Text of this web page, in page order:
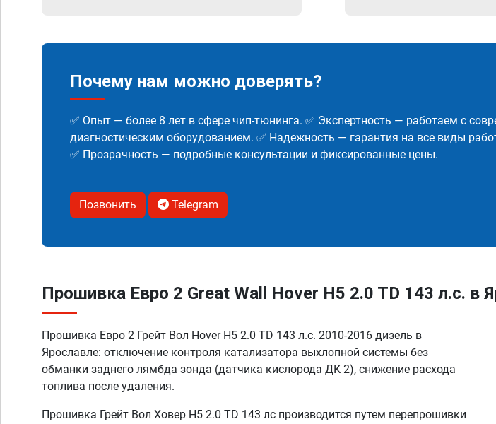
Почему нам можно доверять?
✅ Опыт — более 8 лет в сфере чип-тюнинга. ✅ Экспертность — работаем с
диагностическим оборудованием. ✅ Надежность — гарантия на все виды
✅ Прозрачность — подробные консультации и фиксированные цены.
Позвонить Telegram
Прошивка Евро 2 Great Wall Hover H5 2.0 TD 143 л.с. в
Прошивка Евро 2 Грейт Вол Hover H5 2.0 TD 143 л.с. 2010-2016 дизель в
Ярославле: отключение контроля катализатора выхлопной системы без
обманки заднего лямбда зонда (датчика кислорода ДК 2), снижение расхода
топлива после удаления.
Прошивка Грейт Вол Ховер Н5 2.0 TD 143 лс производится путем перепрошивки